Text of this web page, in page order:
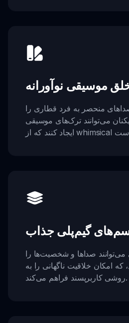
موسیقی نوآورانه
منحصر به فرد قطاری را
می‌توانند ترک‌های موسیقی
گیم‌پلی جذاب
می‌توانند صداها و شخصیت‌ها را
که امکان خلاقیت ناگهانی را به
روشی کاربرپسند فراهم می‌کند.